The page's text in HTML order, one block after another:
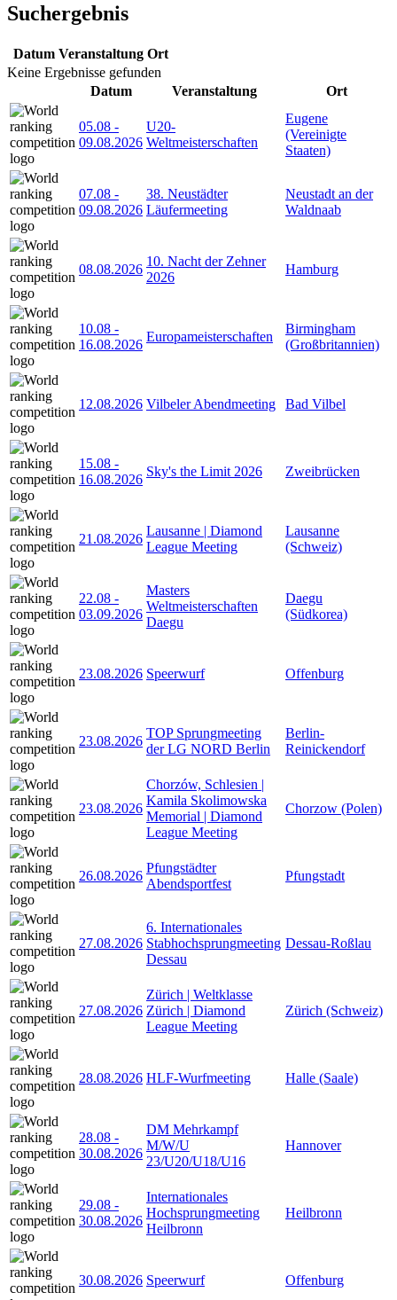
Suchergebnis
Datum Veranstaltung Ort
Keine Ergebnisse gefunden
Datum
Veranstaltung Ort
05.08 -
09.08.2026
U20-
Weltmeisterschaften
Eugene
(Vereinigte
Staaten)
07.08 -
09.08.2026
38. Neustädter
Läufermeeting
Neustadt an der
Waldnaab
08.08.2026
10. Nacht der Zehner
2026
Hamburg
10.08 -
16.08.2026
Europameisterschaften
Birmingham
(Großbritannien)
12.08.2026 Vilbeler Abendmeeting Bad Vilbel
15.08 -
16.08.2026
Sky's the Limit 2026 Zweibrücken
21.08.2026
Lausanne | Diamond
League Meeting
Lausanne
(Schweiz)
22.08 -
03.09.2026
Masters
Weltmeisterschaften
Daegu
Daegu
(Südkorea)
23.08.2026 Speerwurf Offenburg
23.08.2026
TOP Sprungmeeting
der LG NORD Berlin
Berlin-
Reinickendorf
23.08.2026
Chorzów, Schlesien |
Kamila Skolimowska
Memorial | Diamond
League Meeting
Chorzow (Polen)
26.08.2026
Pfungstädter
Abendsportfest
Pfungstadt
27.08.2026
6. Internationales
Stabhochsprungmeeting
Dessau
Dessau-Roßlau
27.08.2026
Zürich | Weltklasse
Zürich | Diamond
League Meeting
Zürich (Schweiz)
28.08.2026 HLF-Wurfmeeting Halle (Saale)
28.08 -
30.08.2026
DM Mehrkampf
M/W/U
23/U20/U18/U16
Hannover
29.08 -
30.08.2026
Internationales
Hochsprungmeeting
Heilbronn
Heilbronn
30.08.2026 Speerwurf Offenburg